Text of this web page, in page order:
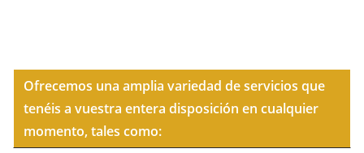
Ofrecemos una amplia variedad de servicios que
tenéis a vuestra entera disposición en cualquier
momento, tales como: